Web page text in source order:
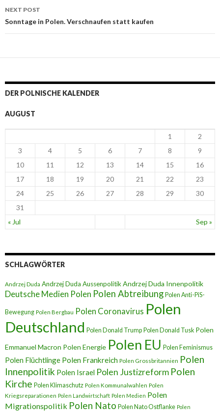
NEXT POST
Sonntage in Polen. Verschnaufen statt kaufen
DER POLNISCHE KALENDER
AUGUST
« Jul Sep »
1
2
3
4 5 6 7 8
9
10
11 12 13 14 15
16
17
18 19 20 21 22
23
24
25 26 27 28 29
30
31
SCHLAGWÖRTER
Andrzej Duda Andrzej Duda AussenpolitikAndrzej Duda Innenpolitik
Deutsche Medien Polen Polen Abtreibung Polen Anti-PiS-
Bewegung Polen Bergbau Polen Coronavirus Polen
Deutschland Polen Donald Trump Polen Donald Tusk Polen
Emmanuel Macron Polen Energie Polen EU Polen Feminismus
Polen Flüchtlinge Polen Frankreich Polen Grossbritannien Polen
Innenpolitik Polen Israel Polen Justizreform Polen
Kirche Polen Klimaschutz Polen Kommunalwahlen Polen
Kriegsreparationen Polen Landwirtschaft Polen Medien Polen
Migrationspolitik Polen Nato Polen Nato Ostflanke Polen